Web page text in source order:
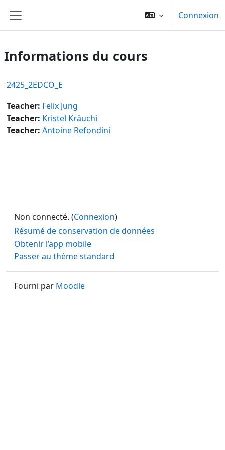
Panneau latéral
Connexion
Informations du cours
2425_2EDCO_E
Teacher: Felix Jung
Teacher: Kristel Kräuchi
Teacher: Antoine Refondini
Non connecté. (Connexion)
Résumé de conservation de données
Obtenir l’app mobile
Passer au thème standard
Fourni par Moodle